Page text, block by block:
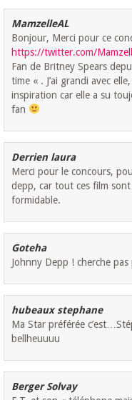
MamzelleAL
Bonjour, Merci pour ce
https://twitter.com/
Fan de Britney Spears
time « . J’ai grandi avec
inspiration car elle a su
fan
Derrien laura
Merci pour le concours,
depp, car tout ces film
formidable.
Goteha
Johnny Depp ! cherche
hubeaux stephane
Ma Star préférée
bellheuuuu
Berger Solvay